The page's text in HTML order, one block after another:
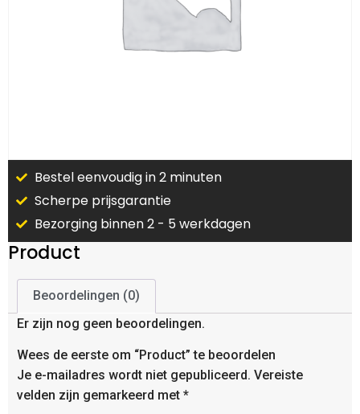
Bestel eenvoudig in 2 minuten
Scherpe prijsgarantie
Bezorging binnen 2 - 5 werkdagen
Product
Beoordelingen (0)
Er zijn nog geen beoordelingen.
Wees de eerste om “Product” te beoordelen
Je e-mailadres wordt niet gepubliceerd. Vereiste
velden zijn gemarkeerd met *